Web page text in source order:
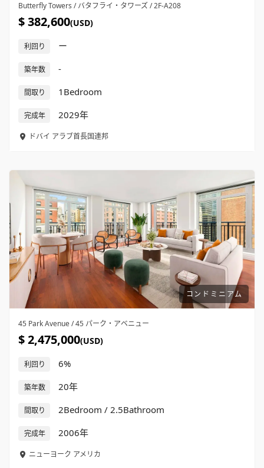
Butterfly Towers / バタフライ・タワーズ / 2F-A208
$ 382,600(USD)
利回り ー
築年数 -
間取り 1Bedroom
完成年 2029年
ドバイ アラブ首長国連邦
コンドミニアム
45 Park Avenue / 45 パーク・アベニュー
$ 2,475,000(USD)
利回り 6%
築年数 20年
間取り 2Bedroom / 2.5Bathroom
完成年 2006年
ニューヨーク アメリカ